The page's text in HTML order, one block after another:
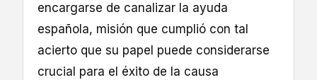
encargarse de canalizar la ayuda
española, misión que cumplió con tal
acierto que su papel puede considerarse
crucial para el éxito de la causa